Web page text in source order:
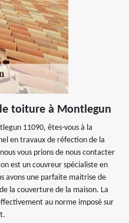
toiture à Montlegun
11090, êtes-vous à la
en travaux de réfection de la
vous prions de nous contacter
est un couvreur spécialiste en
avons une parfaite maitrise de
la couverture de la maison. La
au norme imposé sur